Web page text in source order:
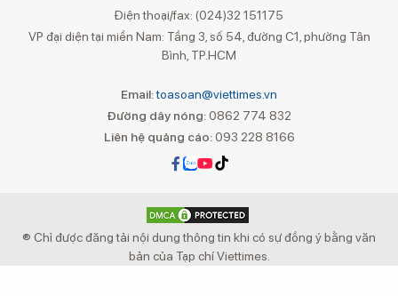
Điện thoại/fax: (024)32 151175
VP đại diện tại miền Nam: Tầng 3, số 54, đường C1, phường Tân
Bình, TP.HCM
Email:toasoan@viettimes.vn
Đường dây nóng: 0862 774 832
Liên hệ quảng cáo:093 228 8166
® Chỉ được đăng tải nội dung thông tin khi có sự đồng ý bằng văn
bản của Tạp chí Viettimes.